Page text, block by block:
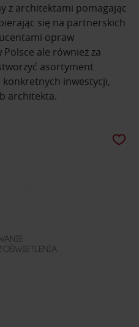
z architektami pomagając
się na partnerskich
opraw
ale również za
asortyment
inwestycji,
architekta.